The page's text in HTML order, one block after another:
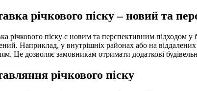
річкового піску – новий та
річкового піску є новим та перспективним підходом у
Наприклад, у внутрішніх районах або на
Це дозволяє замовникам отримати додаткові
річкового піску